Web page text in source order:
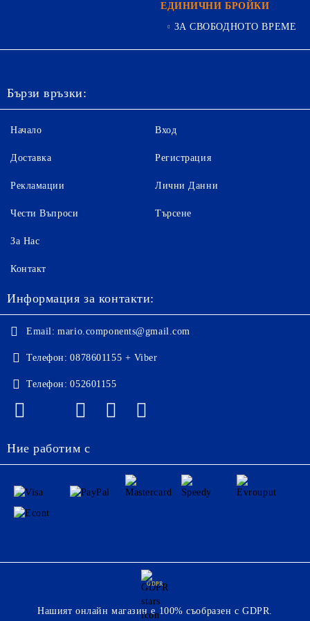
ЕДИНИЧНИ БРОЙКИ
ЗА СВОБОДНОТО ВРЕМЕ
Бързи връзки:
Начало
Доставка
Рекламации
Чести Въпроси
Вход
Регистрация
Лични Данни
Търсене
За Нас
Контакт
Информация за контакти:
Email: mario.components@gmail.com
Телефон: 0878601155 + Viber
Телефон: 052601155
Ние работим с
GDPR
Нашият онлайн магазин е 100% съобразен с GDPR.